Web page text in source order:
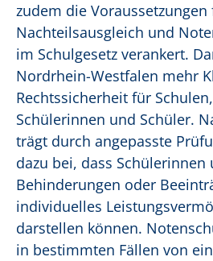
zudem die Voraussetzungen
Nachteilsausgleich und
im Schulgesetz verankert.
Nordrhein-Westfalen mehr
Rechtssicherheit für
Schülerinnen und Schüler.
trägt durch angepasste
dazu bei, dass
Behinderungen oder
individuelles
darstellen können.
in bestimmten Fällen von